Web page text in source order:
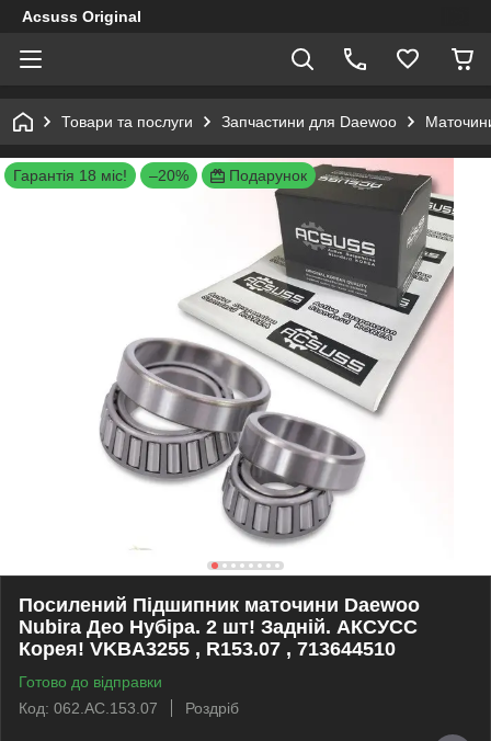
Acsuss Original
Товари та послуги Запчастини для Daewoo
Гарантія 18 міс! –20% Подарунок
Посилений Підшипник маточини Daewoo
Nubira Део Нубіра. 2 шт! Задній. АКСУСС
Корея! VKBA3255 , R153.07 , 713644510
Готово до відправки
Код: 062.AC.153.07
Роздріб